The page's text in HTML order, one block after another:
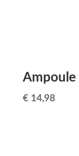
Ampoule
€14,98